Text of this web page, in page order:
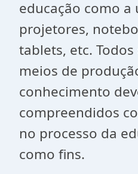
educação como a
projetores,
tablets, etc.
meios de
conhecimento
compreendidos
no processo da
como fins.